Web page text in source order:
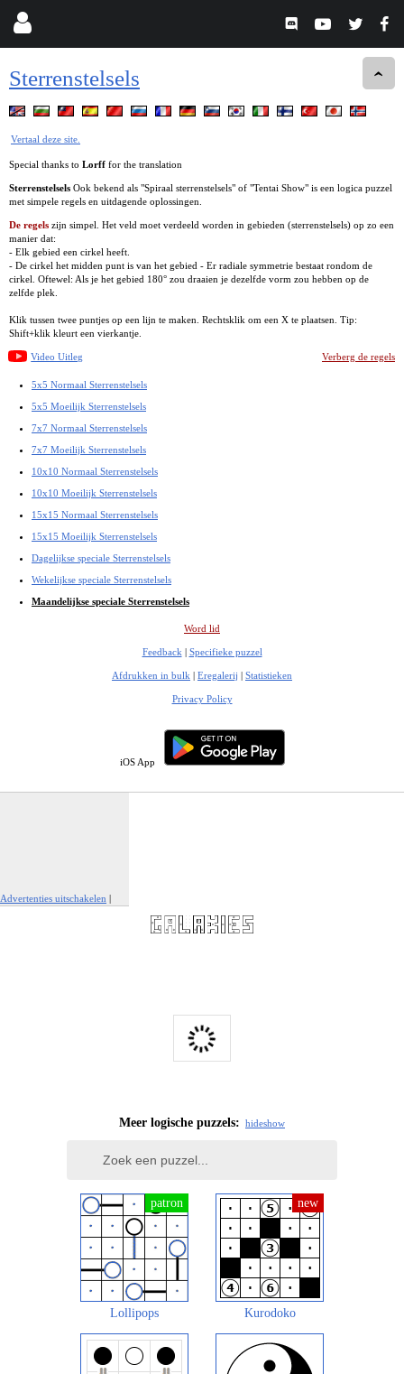
Sterrenstelsels
Vertaal deze site.
Special thanks to Lorff for the translation
Sterrenstelsels Ook bekend als "Spiraal sterrenstelsels" of "Tentai Show" is een logica puzzel
met simpele regels en uitdagende oplossingen.
De regels zijn simpel. Het veld moet verdeeld worden in gebieden (sterrenstelsels) op zo een
manier dat:
- Elk gebied een cirkel heeft.
- De cirkel het midden punt is van het gebied - Er radiale symmetrie bestaat rondom de
cirkel. Oftewel: Als je het gebied 180° zou draaien je dezelfde vorm zou hebben op de
zelfde plek.
Klik tussen twee puntjes op een lijn te maken. Rechtsklik om een X te plaatsen. Tip:
Shift+klik kleurt een vierkantje.
Video Uitleg Verberg de regels
5x5 Normaal Sterrenstelsels
5x5 Moeilijk Sterrenstelsels
7x7 Normaal Sterrenstelsels
7x7 Moeilijk Sterrenstelsels
10x10 Normaal Sterrenstelsels
10x10 Moeilijk Sterrenstelsels
15x15 Normaal Sterrenstelsels
15x15 Moeilijk Sterrenstelsels
Dagelijkse speciale Sterrenstelsels
Wekelijkse speciale Sterrenstelsels
Maandelijkse speciale Sterrenstelsels
Word lid
Feedback | Specifieke puzzel
Afdrukken in bulk | Eregalerij | Statistieken
Privacy Policy
iOS App
Advertenties uitschakelen |
Meer logische puzzels: hideshow
Lollipops Kurodoko